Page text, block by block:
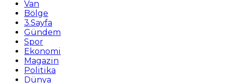
Van
Bölge
3.Sayfa
Gündem
Spor
Ekonomi
Magazin
Politika
Dünya